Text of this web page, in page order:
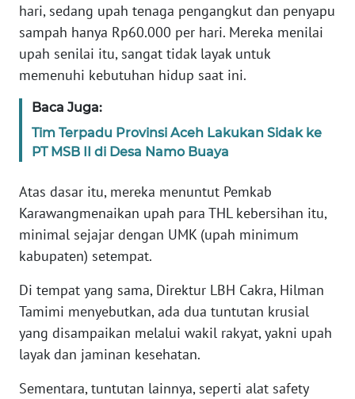
hari, sedang upah tenaga pengangkut dan penyapu
sampah hanya Rp60.000 per hari. Mereka menilai
upah senilai itu, sangat tidak layak untuk
memenuhi kebutuhan hidup saat ini.
Baca Juga:
Tim Terpadu Provinsi Aceh Lakukan Sidak ke
PT MSB II di Desa Namo Buaya
Atas dasar itu, mereka menuntut Pemkab
Karawangmenaikan upah para THL kebersihan itu,
minimal sejajar dengan UMK (upah minimum
kabupaten) setempat.
Di tempat yang sama, Direktur LBH Cakra, Hilman
Tamimi menyebutkan, ada dua tuntutan krusial
yang disampaikan melalui wakil rakyat, yakni upah
layak dan jaminan kesehatan.
Sementara, tuntutan lainnya, seperti alat safety
WN
SERAMBI
WN
JAMBI
WN
WN
NTB
WN
SULTENG
WN